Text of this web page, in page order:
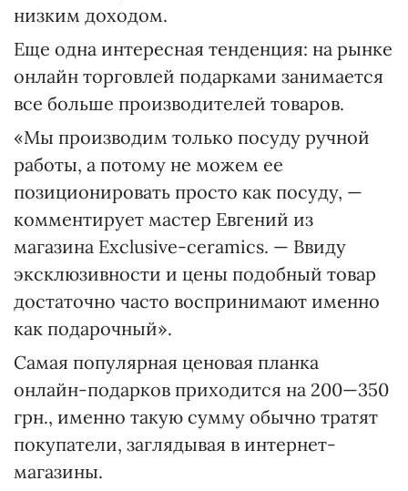
низким доходом.
Еще одна интересная тенденция: на рынке
онлайн торговлей подарками занимается
все больше производителей товаров.
«Мы производим только посуду ручной
работы, а потому не можем ее
позиционировать просто как посуду, —
комментирует мастер Евгений из
магазина Exclusive-ceramics. — Ввиду
эксклюзивности и цены подобный товар
достаточно часто воспринимают именно
как подарочный».
Самая популярная ценовая планка
онлайн-подарков приходится на 200—350
грн., именно такую сумму обычно тратят
покупатели, заглядывая в интернет-
магазины.